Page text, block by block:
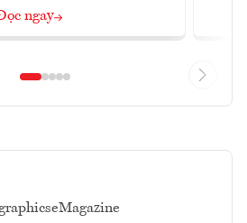
ngay
eMagazine